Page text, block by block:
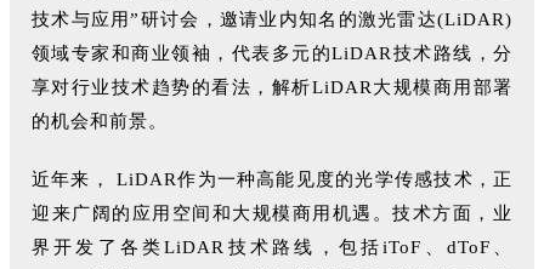
技术与应用”研讨会，邀请业内知名的激光雷达(LiDAR)
领域专家和商业领袖，代表多元的LiDAR技术路线，分
享对行业技术趋势的看法，解析LiDAR大规模商用部署
的机会和前景。
近年来， LiDAR作为一种高能见度的光学传感技术，正
迎来广阔的应用空间和大规模商用机遇。技术方面，业
界开发了各类LiDAR技术路线，包括iToF、dToF、